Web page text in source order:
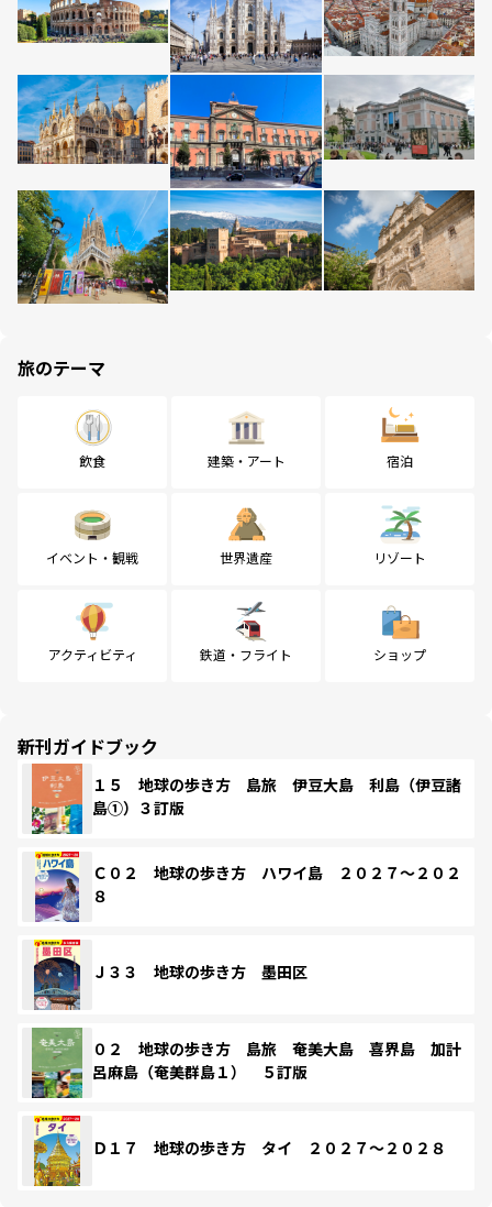
旅のテーマ
飲食 建築・アート 宿泊
イベント・観戦 世界遺産 リゾート
アクティビティ 鉄道・フライト ショップ
新刊ガイドブック
１５ 地球の歩き方 島旅 伊豆大島 利島（伊豆諸
島①）３訂版
Ｃ０２ 地球の歩き方 ハワイ島 ２０２７～２０２
８
Ｊ３３ 地球の歩き方 墨田区
０２ 地球の歩き方 島旅 奄美大島 喜界島 加計
呂麻島（奄美群島１） ５訂版
Ｄ１７ 地球の歩き方 タイ ２０２７～２０２８